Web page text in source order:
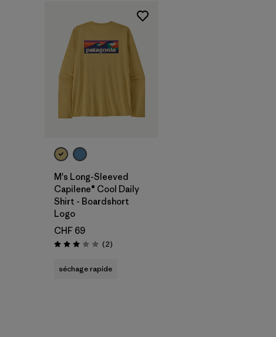
M's Long-Sleeved
Capilene® Cool Daily
Shirt - Boardshort
Logo
CHF 69
Évaluation: 3.0 / 5
(2Avis
)
séchage rapide